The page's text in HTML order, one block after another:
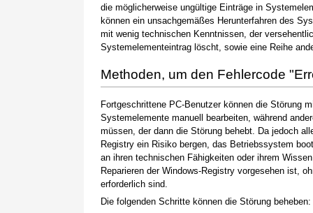
die möglicherweise ungültige Einträge in
können ein unsachgemäßes Herunterfahren des
mit wenig technischen Kenntnissen, der
Systemelementeintrag löscht, sowie eine Reihe
Methoden, um den Fehlercode
Fortgeschrittene PC-Benutzer können die Störung
Systemelemente manuell bearbeiten, während
müssen, der dann die Störung behebt. Da jedoch
Registry ein Risiko bergen, das Betriebssystem
an ihren technischen Fähigkeiten oder ihrem
Reparieren der Windows-Registry vorgesehen ist,
erforderlich sind.
Die folgenden Schritte können die Störung beheben: